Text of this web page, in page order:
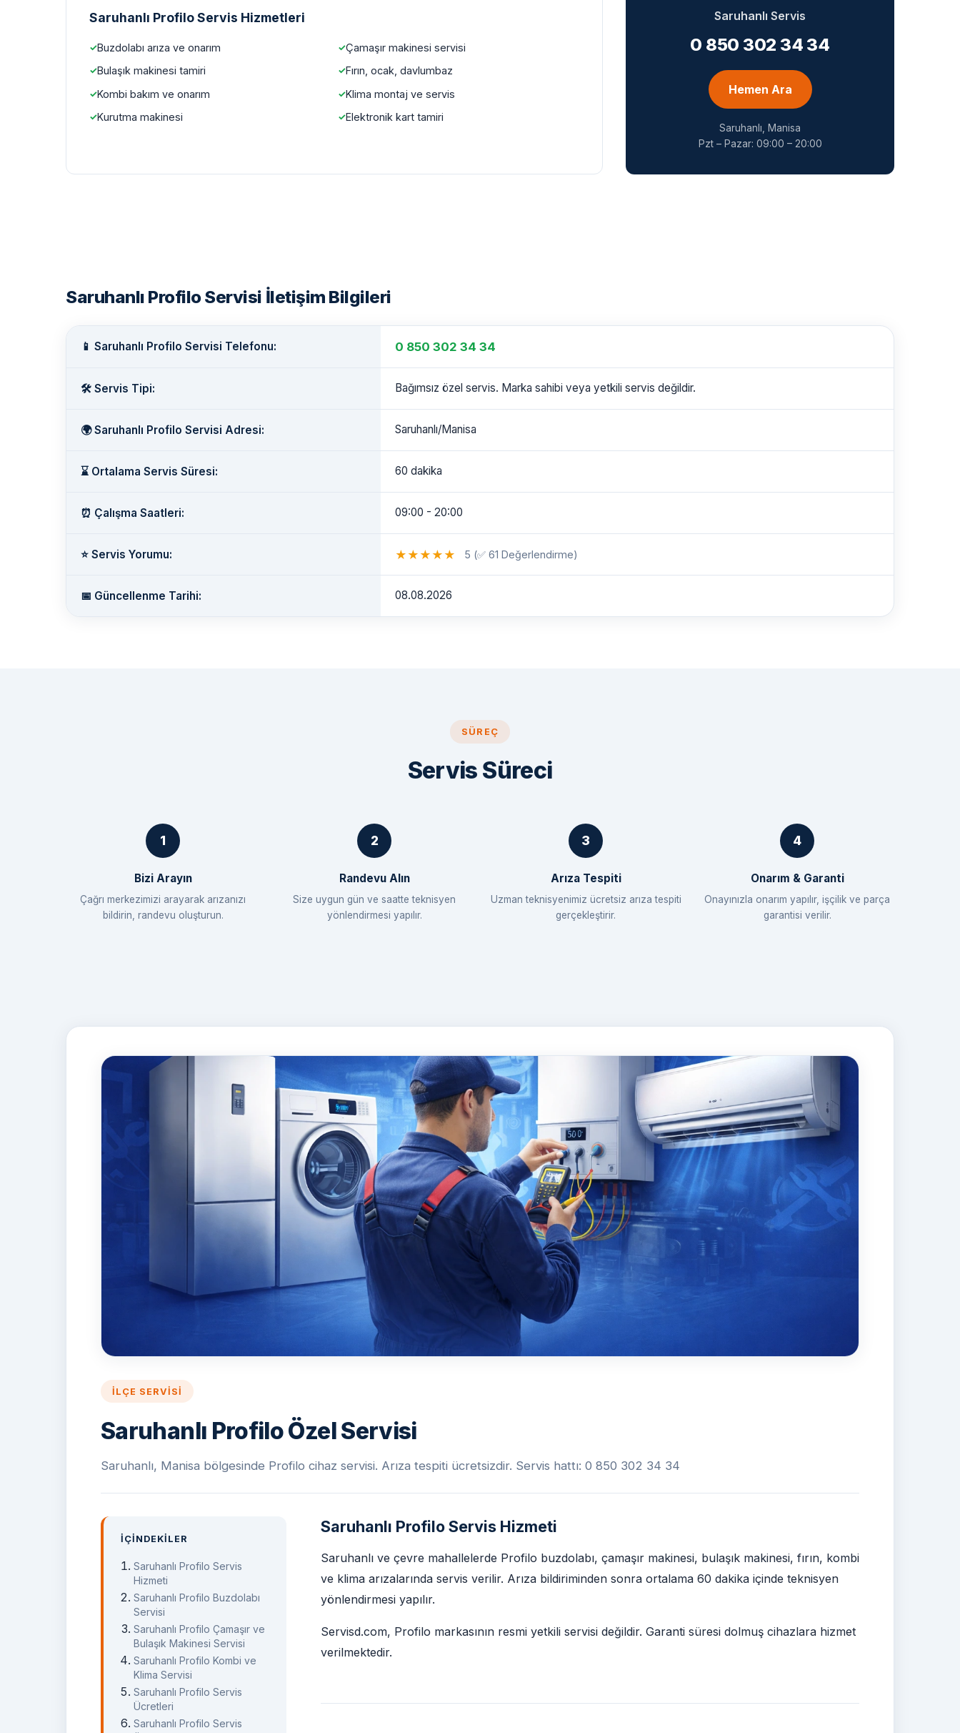
Saruhanlı Profilo Servis Hizmetleri
Buzdolabı arıza ve onarım
Çamaşır makinesi servisi
Bulaşık makinesi tamiri
Fırın, ocak, davlumbaz
Kombi bakım ve onarım
Klima montaj ve servis
Kurutma makinesi
Elektronik kart tamiri
Saruhanlı Servis
0 850 302 34 34
Hemen Ara
Saruhanlı, Manisa
Pzt – Pazar: 09:00 – 20:00
Saruhanlı Profilo Servisi İletişim Bilgileri
📱 Saruhanlı Profilo Servisi Telefonu: 0 850 302 34 34
🛠️ Servis Tipi: Bağımsız özel servis. Marka sahibi veya yetkili servis değildir.
🌍 Saruhanlı Profilo Servisi Adresi: Saruhanlı/Manisa
⌛ Ortalama Servis Süresi: 60 dakika
⏰ Çalışma Saatleri: 09:00 - 20:00
⭐ Servis Yorumu: ★ ★ ★ ★ ★ 5 (✅ 61 Değerlendirme)
📅 Güncellenme Tarihi: 08.08.2026
SÜREÇ
Servis Süreci
Bizi Arayın
Çağrı merkezimizi arayarak arızanızı
bildirin, randevu oluşturun.
Randevu Alın
Size uygun gün ve saatte teknisyen
yönlendirmesi yapılır.
Arıza Tespiti
Uzman teknisyenimiz ücretsiz arıza tespiti
gerçekleştirir.
Onarım & Garanti
Onayınızla onarım yapılır, işçilik ve parça
garantisi verilir.
İLÇE SERVISI
Saruhanlı Profilo Özel Servisi
Saruhanlı, Manisa bölgesinde Profilo cihaz servisi. Arıza tespiti ücretsizdir. Servis hattı: 0 850 302 34 34
İÇINDEKILER
Saruhanlı Profilo Servis
Hizmeti
Saruhanlı Profilo Buzdolabı
Servisi
Saruhanlı Profilo Çamaşır ve
Bulaşık Makinesi Servisi
Saruhanlı Profilo Kombi ve
Klima Servisi
Saruhanlı Profilo Servis
Ücretleri
Saruhanlı Profilo Servis
Saruhanlı Profilo Servis Hizmeti
Saruhanlı ve çevre mahallelerde Profilo buzdolabı, çamaşır makinesi, bulaşık makinesi, fırın, kombi
ve klima arızalarında servis verilir. Arıza bildiriminden sonra ortalama 60 dakika içinde teknisyen
yönlendirmesi yapılır.
Servisd.com, Profilo markasının resmi yetkili servisi değildir. Garanti süresi dolmuş cihazlara hizmet
verilmektedir.